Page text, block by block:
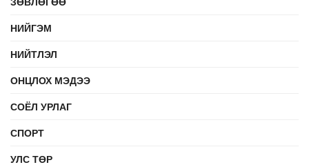
НИЙГЭМ
НИЙТЛЭЛ
ОНЦЛОХ МЭДЭЭ
СОЁЛ УРЛАГ
СПОРТ
УЛС ТӨР